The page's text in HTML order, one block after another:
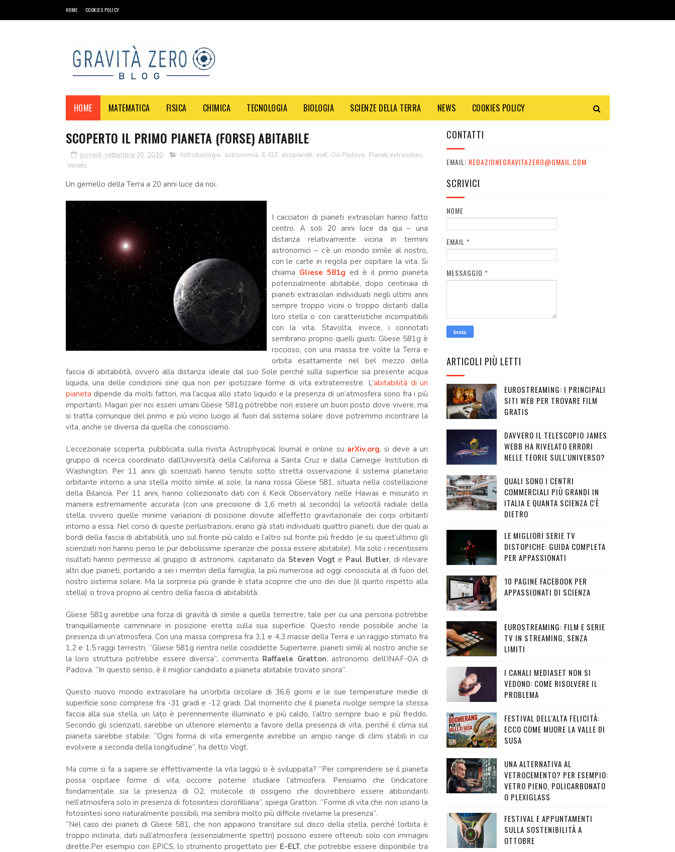
HOME COOKIES POLICY
HOME MATEMATICA FISICA CHIMICA TECNOLOGIA BIOLOGIA SCIENZE DELLA TERRA NEWS COOKIES POLICY
SCOPERTO IL PRIMO PIANETA (FORSE) ABITABILE
giovedì, settembre 30, 2010 Astrobiologia, astronomia, E-ELT, esopianeti, inaf, OA Padova, Pianeti extrasolari,
Veneto
Un gemello della Terra a 20 anni luce da noi.
I cacciatori di pianeti extrasolari hanno fatto
centro. A soli 20 anni luce da qui – una
distanza relativamente vicina in termini
astronomici – c’è un mondo simile al nostro,
con le carte in regola per ospitare la vita. Si
chiama Gliese 581g ed è il primo pianeta
potenzialmente abitabile, dopo centinaia di
pianeti extrasolari individuati negli ultimi anni
sempre troppo vicini o troppo distanti dalla
loro stella o con caratteristiche incompatibili
con la vita. Stavolta, invece, i connotati
sembrano proprio quelli giusti. Gliese 581g è
roccioso, con una massa tre volte la Terra e
orbita esattamente nel bel mezzo della
fascia di abitabilità, ovvero alla distanza ideale dal suo Sole perché sulla superficie sia presente acqua
liquida, una delle condizioni sine qua non per ipotizzare forme di vita extraterrestre. L’abitabilità di un
pianeta dipende da molti fattori, ma l’acqua allo stato liquido e la presenza di un’atmosfera sono fra i più
importanti. Magari per noi esseri umani Gliese 581g potrebbe non essere un buon posto dove vivere, ma
si tratta comunque del primo e più vicino luogo al fuori dal sistema solare dove potremmo incontrare la
vita, anche se diversa da quella che conosciamo.
L’eccezionale scoperta, pubblicata sulla rivista Astrophysical Journal e online su arXiv.org, si deve a un
gruppo di ricerca coordinato dall’Università della California a Santa Cruz e dalla Carnegie Institution di
Washington. Per 11 anni gli scienziati hanno tenuto sotto stretta osservazione il sistema planetario
orbitante intorno a una stella molto simile al sole, la nana rossa Gliese 581, situata nella costellazione
della Bilancia. Per 11 anni, hanno collezionato dati con il Keck Observatory nelle Hawaii e misurato in
maniera estremamente accurata (con una precisione di 1,6 metri al secondo) la velocità radiale della
stella, ovvero quelle minime variazioni di posizione dovute all’effetto gravitazionale dei corpi orbitanti
intorno a essa. Nel corso di queste perlustrazioni, erano già stati individuati quattro pianeti, due dei quali ai
bordi della fascia di abitabilità, uno sul fronte più caldo e l’altro sul fronte più freddo (e su quest’ultimo gli
scienziati non hanno perso le pur debolissime speranze che possa essere abitabile). Ma solo i recentissimi
risultati hanno permesso al gruppo di astronomi, capitanato da Steven Vogt e Paul Butler, di rilevare
altri due pianeti, portando a sei i membri della famiglia, la più numerosa ad oggi conosciuta al di fuori del
nostro sistema solare. Ma la sorpresa più grande è stata scoprire che uno dei due (il quinto rispetto alla
stella) si trova proprio al centro della fascia di abitabilità.
Gliese 581g avrebbe una forza di gravità di simile a quella terrestre, tale per cui una persona potrebbe
tranquillamente camminare in posizione eretta sulla sua superficie. Questo rende possibile anche la
presenza di un’atmosfera. Con una massa compresa fra 3,1 e 4,3 masse della Terra e un raggio stimato fra
1,2 e 1,5 raggi terrestri, “Gliese 581g rientra nelle cosiddette Superterre, pianeti simili al nostro anche se
la loro struttura potrebbe essere diversa”, commenta Raffaele Gratton, astronomo dell’INAF-OA di
Padova. “In questo senso, è il miglior candidato a pianeta abitabile trovato sinora”.
Questo nuovo mondo extrasolare ha un’orbita circolare di 36,6 giorni e le sue temperature medie di
superficie sono comprese fra -31 gradi e -12 gradi. Dal momento che il pianeta rivolge sempre la stessa
faccia alla sua stella, un lato è perennemente illuminato e più caldo, l’altro sempre buio e più freddo.
Secondo gli scienziati, sarebbe un ulteriore elemento a favore della presenza di vita, perché il clima sul
pianeta sarebbe stabile: “Ogni forma di vita emergente avrebbe un ampio range di climi stabili in cui
evolvere a seconda della longitudine”, ha detto Vogt.
Ma come si fa a sapere se effettivamente la vita laggiù si è sviluppata? “Per comprendere se il pianeta
possa ospitare forme di vita, occorre poterne studiare l’atmosfera. Pensiamo che l’indicatore
fondamentale sia la presenza di O2, molecole di ossigeno che dovrebbero essere abbondanti
nell’atmosfera solo in presenza di fotosintesi clorofilliana”, spiega Gratton. “Forme di vita che non usano la
fotosintesi sono naturalmente possibili, ma sembra molto più difficile rivelarne la presenza”.
“Nel caso dei pianeti di Gliese 581, che non appaiono transitare sul disco della stella, perché l’orbita è
troppo inclinata, dati sull’atmosfera (essenzialmente spettri) possono essere ottenuti solo con immagini
dirette.Per esempio con EPICS, lo strumento progettato per E-ELT, che potrebbe essere disponibile tra
CONTATTI
EMAIL: REDAZIONEGRAVITAZERO@GMAIL.COM
SCRIVICI
NOME
EMAIL *
MESSAGGIO *
ARTICOLI PIÙ LETTI
EUROSTREAMING: I PRINCIPALI
SITI WEB PER TROVARE FILM
GRATIS
DAVVERO IL TELESCOPIO JAMES
WEBB HA RIVELATO ERRORI
NELLE TEORIE SULL'UNIVERSO?
QUALI SONO I CENTRI
COMMERCIALI PIÙ GRANDI IN
ITALIA E QUANTA SCIENZA C'È
DIETRO
LE MIGLIORI SERIE TV
DISTOPICHE: GUIDA COMPLETA
PER APPASSIONATI
10 PAGINE FACEBOOK PER
APPASSIONATI DI SCIENZA
EUROSTREAMING: FILM E SERIE
TV IN STREAMING, SENZA
LIMITI
I CANALI MEDIASET NON SI
VEDONO: COME RISOLVERE IL
PROBLEMA
FESTIVAL DELL'ALTA FELICITÀ:
ECCO COME MUORE LA VALLE DI
SUSA
UNA ALTERNATIVA AL
VETROCEMENTO? PER ESEMPIO:
VETRO PIENO, POLICARBONATO
O PLEXIGLASS
FESTIVAL E APPUNTAMENTI
SULLA SOSTENIBILITÀ A
OTTOBRE